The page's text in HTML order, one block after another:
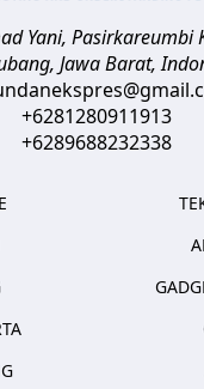
Yani, Pasirkareumbi
Jawa Barat,
+6281280911913
+6289688232338